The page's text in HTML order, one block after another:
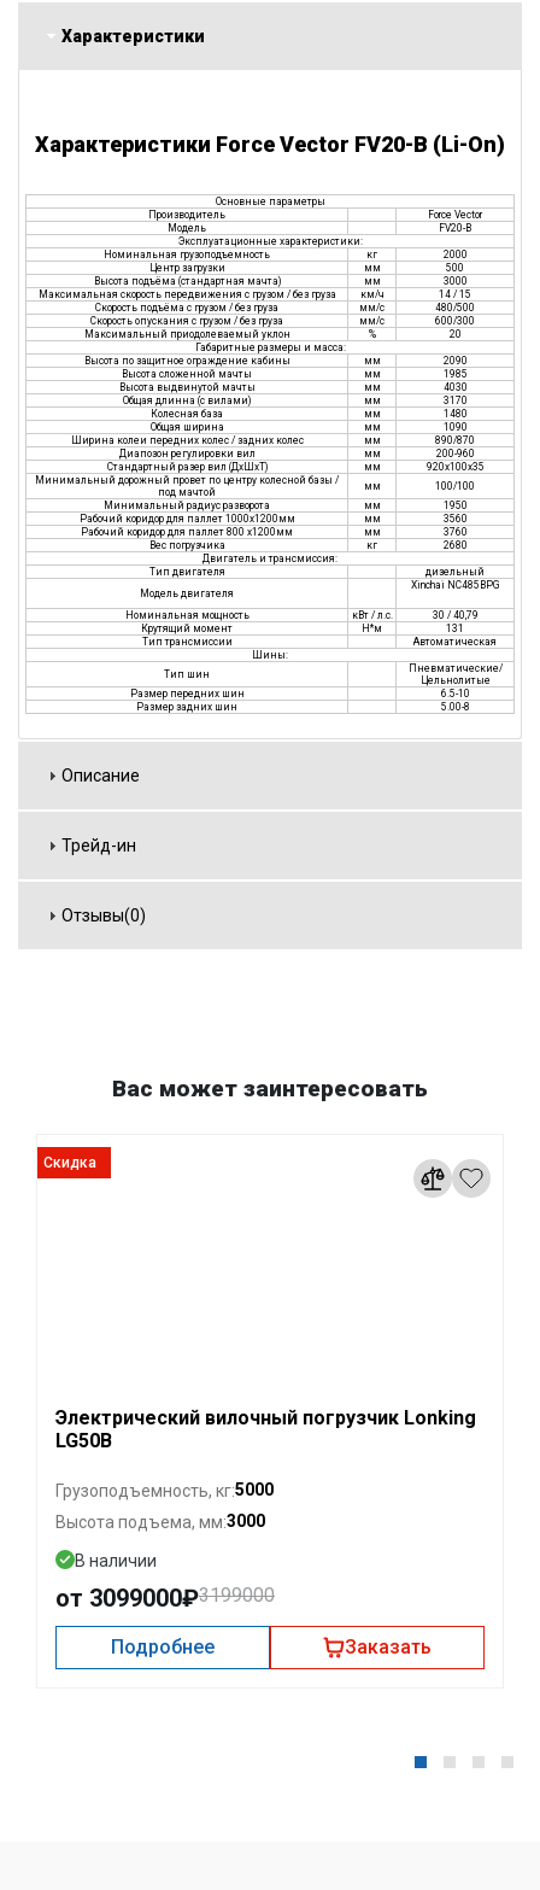
Характеристики
Характеристики Force Vector FV20-B (Li-On)
Основные параметры
Производитель
Force Vector
Модель
FV20-B
Эксплуатационные характеристики:
Номинальная грузоподъемность
кг
2000
Центр загрузки
мм
500
Высота подъёма (стандартная мачта)
мм
3000
Максимальная скорость передвижения с грузом / без груза
км/ч
14 / 15
Скорость подъёма с грузом / без груза
мм/с
480/500
Скорость опускания с грузом / без груза
мм/с
600/300
Максимальный приодолеваемый уклон
%
20
Габаритные размеры и масса:
Высота по защитное ограждение кабины
мм
2090
Высота сложенной мачты
мм
1985
Высота выдвинутой мачты
мм
4030
Общая длинна (с вилами)
мм
3170
Колесная база
мм
1480
Общая ширина
мм
1090
Ширина колеи передних колес / задних колес
мм
890/870
Диапозон регулировки вил
мм
200-960
Стандартный разер вил (ДxШxТ)
мм
920х100х35
Минимальный дорожный провет по центру колесной базы /
под мачтой
мм
100/100
Минимальный радиус разворота
мм
1950
Рабочий коридор для паллет 1000х1200мм
мм
3560
Рабочий коридор для паллет 800 х1200мм
мм
3760
Вес погрузчика
кг
2680
Двигатель и трансмиссия:
Тип двигателя
дизельный
Модель двигателя
Xinchai NC485BPG
Номинальная мощность кВт / л.с.
30 / 40,79
Крутящий момент
Н*м
131
Тип трансмиссии
Автоматическая
Шины:
Тип шин
Пневматические/
Цельнолитые
Размер передних шин
6.5-10
Размер задних шин
5.00-8
Описание
Трейд-ин
Отзывы(0)
Вас может заинтересовать
Скидка
Электрический вилочный погрузчик Lonking
LG50B
Грузоподъемность, кг:5000
Высота подъема, мм:3000
В наличии
от 3099000₽3199000
Подробнее Заказать